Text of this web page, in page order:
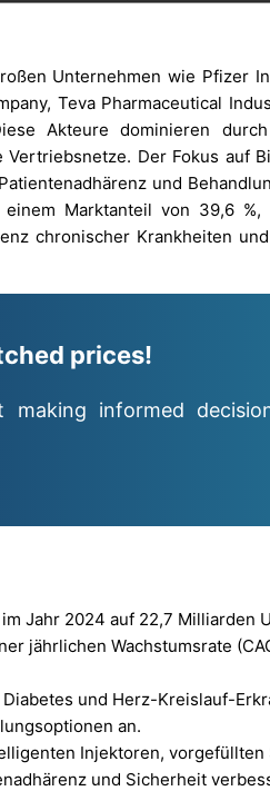
Unternehmen wie Pfizer
Teva Pharmaceutical
Akteure dominieren
Der Fokus auf
und
Marktanteil von 39,6
chronischer Krankheiten
prices!
informed
Jahr 2024 auf 22,7 Milliarden
jährlichen Wachstumsrate
und Herz-Kreislauf-
an.
Injektoren,
und Sicherheit